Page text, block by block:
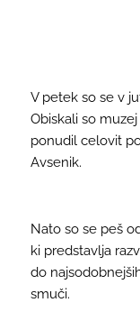
V petek so se v
Obiskali so
ponudil celovit
Avsenik.
Nato so se peš
ki predstavlja
do
smuči.